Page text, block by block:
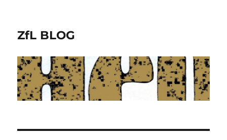
ZfL BLOG